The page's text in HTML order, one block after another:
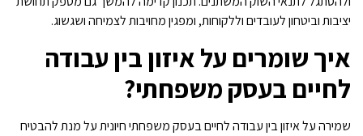
יציבות וביטחון לעובדים וללקוחות, ומפגין מחויבות לצמיחה ושגשוג.
איך שומרים על איזון בין עבודה
לחיים בעסק משפחתי?
שמירה על איזון בין עבודה לחיים בעסק משפחתי חיונית על מנת להבטיח